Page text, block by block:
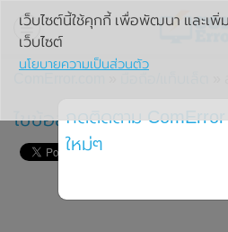
»
ไขข้อสงสัย OTG USB คือ
เว็บไซต์นี้ใช้คุกกี้ เพื่อพัฒนา และเพิ่
เว็บไซต์
นโยบายความเป็นส่วนตัว
กดติดตาม ComError
ใหม่ๆ